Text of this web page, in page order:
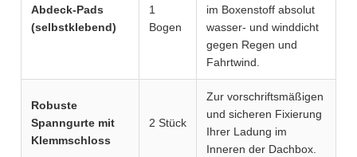
Abdeck-Pads
(selbstklebend)
1
Bogen
im Boxenstoff absolut
wasser- und winddicht
gegen Regen und
Fahrtwind.
Robuste
Spanngurte mit
Klemmschloss
2 Stück
Zur vorschriftsmäßigen
und sicheren Fixierung
Ihrer Ladung im
Inneren der Dachbox.